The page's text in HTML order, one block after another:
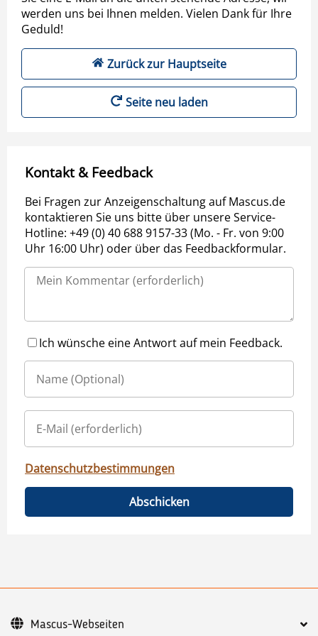
werden uns bei Ihnen melden. Vielen Dank für Ihre
Geduld!
Zurück zur Hauptseite
Seite neu laden
Kontakt & Feedback
Bei Fragen zur Anzeigenschaltung auf Mascus.de
kontaktieren Sie uns bitte über unsere Service-
Hotline: +49 (0) 40 688 9157-33 (Mo. - Fr. von 9:00
Uhr 16:00 Uhr) oder über das Feedbackformular.
Ich wünsche eine Antwort auf mein Feedback.
Datenschutzbestimmungen
Abschicken
Mascus-Webseiten